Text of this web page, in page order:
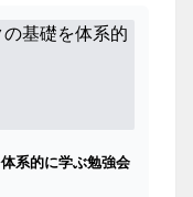
系的に学ぶ勉強会